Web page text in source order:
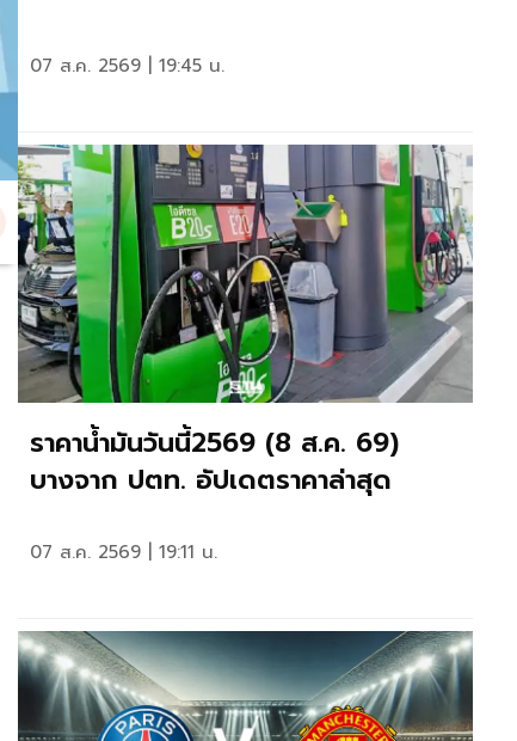
07 ส.ค. 2569 | 19:45 น.
ราคาน้ำมันวันนี้2569 (8 ส.ค. 69)
บางจาก ปตท. อัปเดตราคาล่าสุด
07 ส.ค. 2569 | 19:11 น.